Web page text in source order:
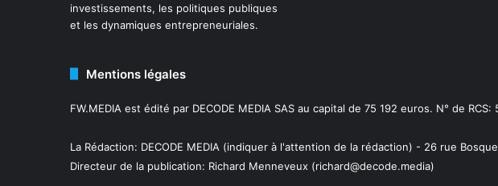
investissements, les politiques publiques
et les dynamiques entrepreneuriales.
Mentions légales
FW.MEDIA est édité par DECODE MEDIA SAS au capital de 75 192 euros. N° de RCS:
La Rédaction: DECODE MEDIA (indiquer à l'attention de la rédaction) - 26 rue
Directeur de la publication: Richard Menneveux (richard@decode.media)